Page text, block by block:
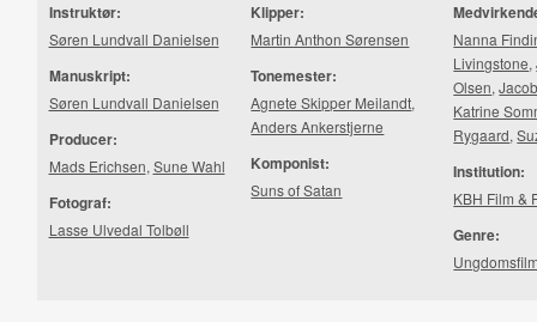
Instruktør:
Søren Lundvall Danielsen
Manuskript:
Søren Lundvall Danielsen
Producer:
Mads Erichsen, Sune Wahl
Fotograf:
Lasse Ulvedal Tolbøll
Klipper:
Martin Anthon Sørensen
Tonemester:
Agnete Skipper Meilandt,
Anders Ankerstjerne
Komponist:
Suns of Satan
Nanna
Livingstone,
Olsen,
Katrine
Rygaard,
Institution:
KBH Film &
Genre: